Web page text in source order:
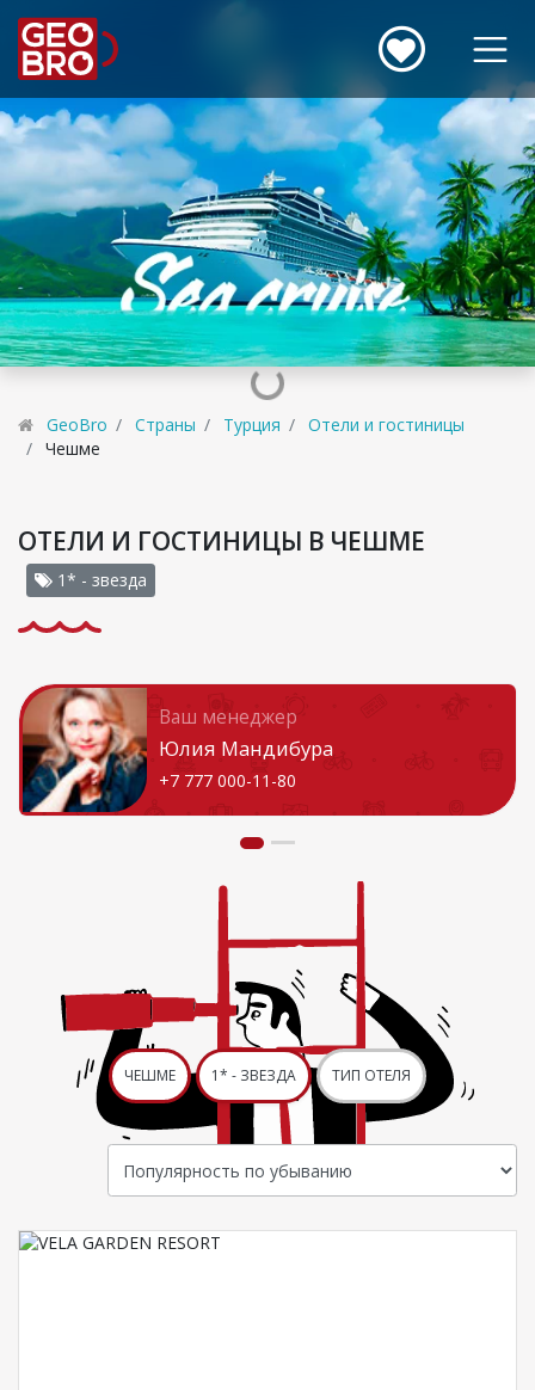
GeoBro Страны Турция
Отели и гостиницы
Чешме
ОТЕЛИ И ГОСТИНИЦЫ В ЧЕШМЕ
1* - звезда
Ваш менеджер
Юлия Мандибура
+7 777 000-11-80
ЧЕШМЕ 1* - ЗВЕЗДА ТИП ОТЕЛЯ